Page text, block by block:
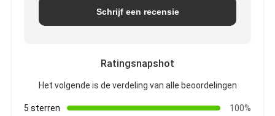
Schrijf een recensie
Ratingsnapshot
Het volgende is de verdeling van alle beoordelingen
5 sterren
100%